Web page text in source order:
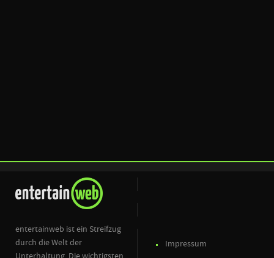
entertainweb ist ein Streifzug
durch die Welt der
Impressum